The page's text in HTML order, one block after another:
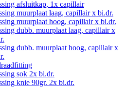
afsluitkap, 1x capillair
muurplaat laag, capillair x bi.dr.
muurplaat hoog, capillair x bi.dr.
dubb. muurplaat laag, capillair x
dubb. muurplaat hoog, capillair x
sok 2x bi.dr.
knie 90gr. 2x bi.dr.